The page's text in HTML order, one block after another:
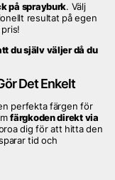
på sprayburk. Välj
resultat på egen
du självväljer då du
Det Enkelt
perfekta färgen för
färgkoden direkt via
dig för att hitta den
tid och